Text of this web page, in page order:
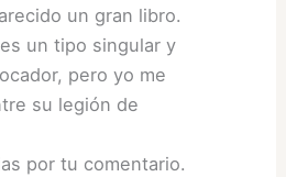
un gran libro.
un tipo singular y
pero yo me
su legión de
por tu comentario.